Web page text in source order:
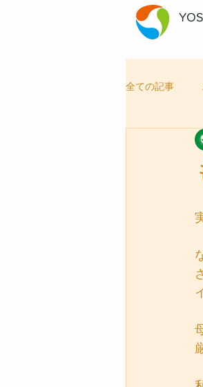
全ての記事
自律神経